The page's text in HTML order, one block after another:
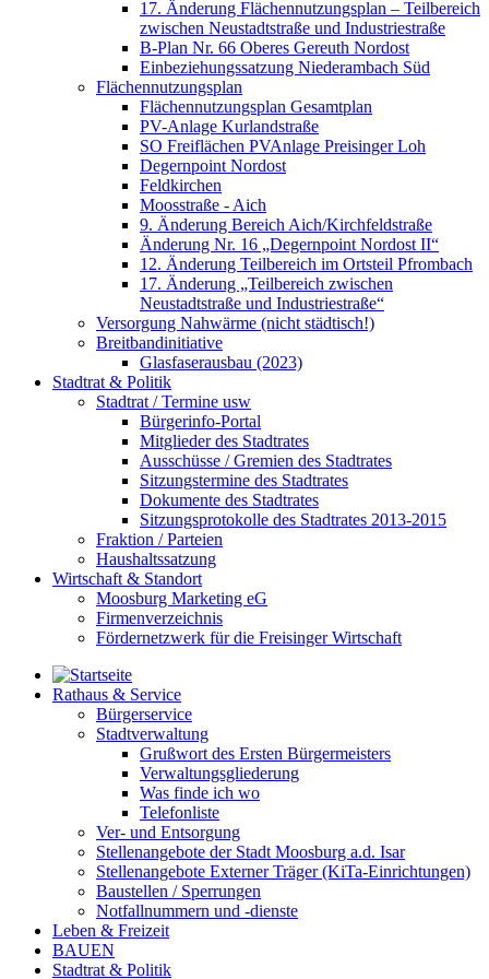
17. Änderung Flächennutzungsplan – Teilbereich
zwischen Neustadtstraße und Industriestraße
B-Plan Nr. 66 Oberes Gereuth Nordost
Einbeziehungssatzung Niederambach Süd
Flächennutzungsplan
Flächennutzungsplan Gesamtplan
PV-Anlage Kurlandstraße
SO Freiflächen PV­Anlage Preisinger Loh
Degernpoint Nordost
Feldkirchen
Moosstraße - Aich
9. Änderung Bereich Aich/Kirchfeldstraße
Änderung Nr. 16 „Degernpoint Nordost II“
12. Änderung Teilbereich im Ortsteil Pfrombach
17. Änderung „Teilbereich zwischen
Neustadtstraße und Industriestraße“
Versorgung Nahwärme (nicht städtisch!)
Breitbandinitiative
Glasfaserausbau (2023)
Stadtrat & Politik
Stadtrat / Termine usw
Bürgerinfo-Portal
Mitglieder des Stadtrates
Ausschüsse / Gremien des Stadtrates
Sitzungstermine des Stadtrates
Dokumente des Stadtrates
Sitzungsprotokolle des Stadtrates 2013-2015
Fraktion / Parteien
Haushaltssatzung
Wirtschaft & Standort
Moosburg Marketing eG
Firmenverzeichnis
Fördernetzwerk für die Freisinger Wirtschaft
Rathaus & Service
Bürgerservice
Stadtverwaltung
Grußwort des Ersten Bürgermeisters
Verwaltungsgliederung
Was finde ich wo
Telefonliste
Ver- und Entsorgung
Stellenangebote der Stadt Moosburg a.d. Isar
Stellenangebote Externer Träger (KiTa-Einrichtungen)
Baustellen / Sperrungen
Notfallnummern und -dienste
Leben & Freizeit
BAUEN
Stadtrat & Politik